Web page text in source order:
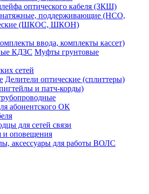
оптического кабеля (ЗКШ)
поддерживающие (НСО,
(ШКОС, ШКОН)
ввода, комплекты кассет)
КДЗС Муфты грунтовые
сетей
Делители оптические (сплиттеры)
и патч-корды)
абонентского ОК
для сетей связи
и оповещения
аксессуары для работы ВОЛС